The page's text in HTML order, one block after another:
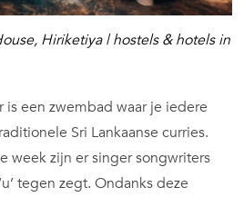
Hiriketiya |hostels & hotels in
is een zwembad waar je iedere
Sri Lankaanse curries.
week zijn er singer songwriters
tegen zegt. Ondanks deze